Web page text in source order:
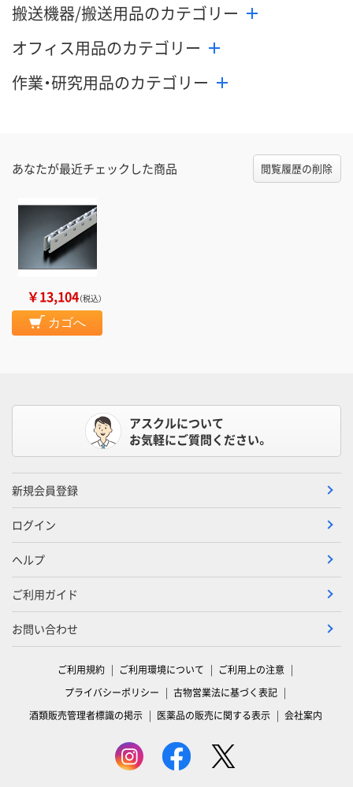
搬送機器/搬送用品のカテゴリー
オフィス用品のカテゴリー
作業・研究用品のカテゴリー
あなたが最近チェックした商品 閲覧履歴の削除
￥13,104（税込）
カゴへ
アスクルについて
お気軽にご質問ください。
新規会員登録
ログイン
ヘルプ
ご利用ガイド
お問い合わせ
ご利用規約 ご利用環境について
ご利用上の注意
プライバシーポリシー
古物営業法に基づく表記
酒類販売管理者標識の掲示
医薬品の販売に関する表示 会社案内